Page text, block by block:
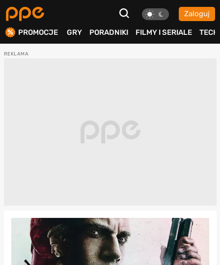
Zaloguj
PROMOCJE GRY PORADNIKI FILMY I SERIALE TECH